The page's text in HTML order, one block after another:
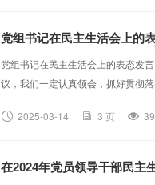
党组书记在民主生活会上的
党组书记在民主生活会上的表态发
议，我们一定认真领会，抓好贯彻
我们工作的关心和指导。通过这次
2025-03-14 3 页 39
在2024年党员领导干部民主